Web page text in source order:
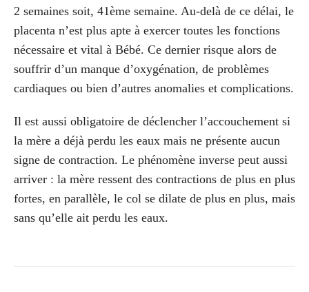
2 semaines soit, 41ème semaine. Au-delà de ce délai, le
placenta n’est plus apte à exercer toutes les fonctions
nécessaire et vital à Bébé. Ce dernier risque alors de
souffrir d’un manque d’oxygénation, de problèmes
cardiaques ou bien d’autres anomalies et complications.
Il est aussi obligatoire de déclencher l’accouchement si
la mère a déjà perdu les eaux mais ne présente aucun
signe de contraction. Le phénomène inverse peut aussi
arriver : la mère ressent des contractions de plus en plus
fortes, en parallèle, le col se dilate de plus en plus, mais
sans qu’elle ait perdu les eaux.